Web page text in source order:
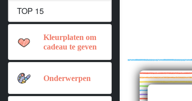
TOP 15
Kleurplaten om
cadeau te geven
Onderwerpen